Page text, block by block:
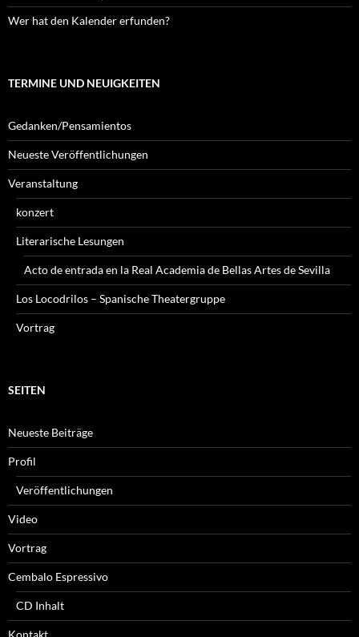
Wer hat den Kalender erfunden?
TERMINE UND NEUIGKEITEN
Gedanken/Pensamientos
Neueste Veröffentlichungen
Veranstaltung
konzert
Literarische Lesungen
Acto de entrada en la Real Academia de Bellas Artes de Sevilla
Los Locodrilos – Spanische Theatergruppe
Vortrag
SEITEN
Neueste Beiträge
Profil
Veröffentlichungen
Video
Vortrag
Cembalo Espressivo
CD Inhalt